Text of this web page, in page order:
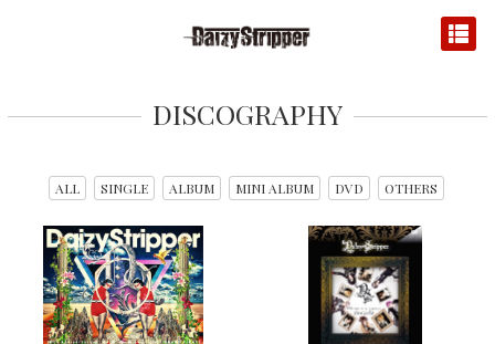
DISCOGRAPHY
ALL SINGLE ALBUM MINI ALBUM DVD OTHERS